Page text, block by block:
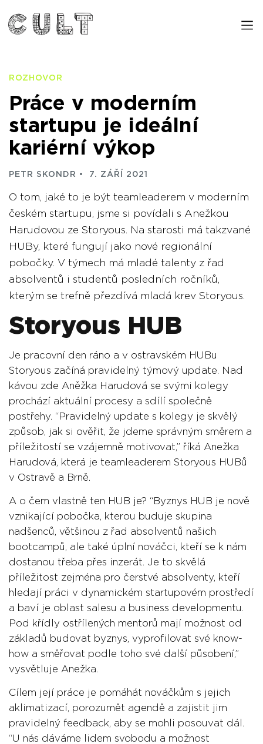
ROZHOVOR
Práce v moderním
startupu je ideální
kariérní výkop
PETR SKONDR 7. ZÁŘÍ 2021
O tom, jaké to je být teamleaderem v moderním
českém startupu, jsme si povídali s Anežkou
Harudovou ze Storyous. Na starosti má takzvané
HUBy, které fungují jako nové regionální
pobočky. V týmech má mladé talenty z řad
absolventů i studentů posledních ročníků,
kterým se trefně přezdívá mladá krev Storyous.
Storyous HUB
Je pracovní den ráno a v ostravském HUBu
Storyous začíná pravidelný týmový update. Nad
kávou zde Aněžka Harudová se svými kolegy
prochází aktuální procesy a sdílí společně
postřehy. “Pravidelný update s kolegy je skvělý
způsob, jak si ověřit, že jdeme správným směrem a
příležitostí se vzájemně motivovat,” říká Anežka
Harudová, která je teamleaderem Storyous HUBů
v Ostravě a Brně.
A o čem vlastně ten HUB je? “Byznys HUB je nově
vznikající pobočka, kterou buduje skupina
nadšenců, většinou z řad absolventů našich
bootcampů, ale také úplní nováčci, kteří se k nám
dostanou třeba přes inzerát. Je to skvělá
příležitost zejména pro čerstvé absolventy, kteří
hledají práci v dynamickém startupovém prostředí
a baví je oblast salesu a business developmentu.
Pod křídly ostřílených mentorů mají možnost od
základů budovat byznys, vyprofilovat své know-
how a směřovat podle toho své další působení,”
vysvětluje Anežka.
Cílem její práce je pomáhát nováčkům s jejich
aklimatizací, porozumět agendě a zajistit jim
pravidelný feedback, aby se mohli posouvat dál.
“U nás dáváme lidem svobodu a možnost